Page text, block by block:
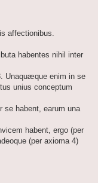
affectionibus.
habentes nihil inter
Unaquæque enim in se
unius conceptum
se habent, earum una
habent, ergo (per
(per axioma 4)